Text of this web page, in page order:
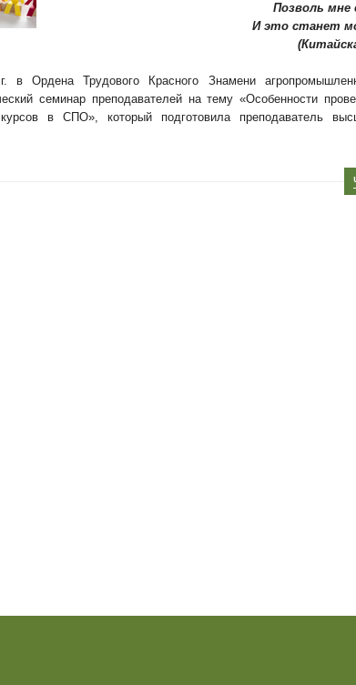
Позволь мне
И это станет
в Ордена Трудового Красного Знамени
семинар преподавателей на тему «Особенности
в СПО», который подготовила преподаватель